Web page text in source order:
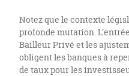
Notez que le contexte
profonde mutation.
Bailleur Privé et les
obligent les banques à
de taux pour les